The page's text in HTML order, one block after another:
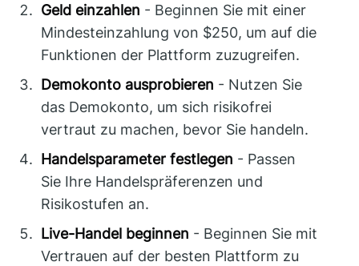
Geld einzahlen - Beginnen Sie mit einer
Mindesteinzahlung von $250, um auf die
Funktionen der Plattform zuzugreifen.
Demokonto ausprobieren - Nutzen Sie
das Demokonto, um sich risikofrei
vertraut zu machen, bevor Sie handeln.
Handelsparameter festlegen - Passen
Sie Ihre Handelspräferenzen und
Risikostufen an.
Live-Handel beginnen - Beginnen Sie mit
Vertrauen auf der besten Plattform zu